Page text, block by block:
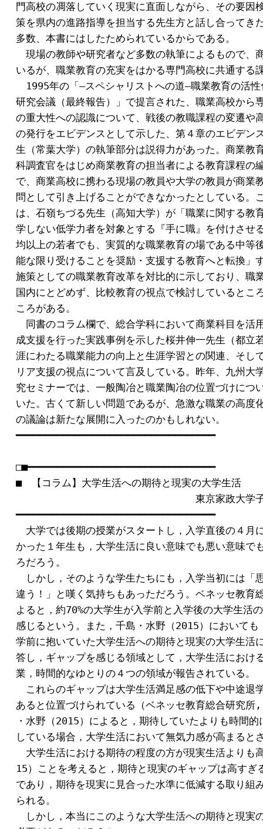
門高校の凋落していく現実に直面しながら、その要因
策を県内の進路指導を担当する先生方と話し合ってき
多数、本書にはしたためられているからである。
現場の教師や研究者など多数の執筆によるもので、
いるが、職業教育の充実をはかる専門高校に共通する
1995年の「―スペシャリストへの道―職業教育の活性
研究会議（最終報告）」で提言された、職業高校から
の重大性への認識について、戦後の教職課程の変遷や
の発行をエビデンスとして示した、第４章のエビデン
生（常葉大学）の執筆部分は説得力があった。商業教
科調査官をはじめ商業教育の担当者による教育課程の
で、商業高校に携わる現場の教員や大学の教員が商業
問として引き上げることができなかったとしている。
は、石嶺ちづる先生（高知大学）が「職業に関する教
学しない低学力者を対象とする『手に職』を付けさせ
均以上の若者でも、実質的な職業教育の場である中等
能な限り受けることを奨励・支援する教育へと転換」
施策としての職業教育改革を対比的に示しており、職
国内にとどめず、比較教育の視点で検討しているとこ
ころがある。
同書のコラム欄で、総合学科において商業科目を活
成支援を行った実践事例を示した桜井伸一先生（都立
涯にわたる職業能力の向上と生涯学習との関連、そし
リア支援の視点について言及している。昨年、九州大
究セミナーでは、一般陶冶と職業陶冶の位置づけにつ
いた。古くて新しい問題であるが、急激な職業の高度
の議論は新たな展開に入ったのかもしれない。
━━━━━━━━━━━━━━━━━━━━━━━━━━━━━━━━━━
□■━━━━━━━━━━━━━━━━━━━━━━━━━━━━━━━━
■　【コラム】大学生活への期待と現実の大学生活
東京家政大学子ども学部
━━━━━━━━━━━━━━━━━━━━━━━━━━━━━━━━━━
大学では後期の授業がスタートし，入学直後の４月
かった１年生も，大学生活に良い意味でも悪い意味で
ろだろう。
しかし，そのような学生たちにも，入学当初には「
違う！」と嘆く気持ちもあっただろう。ベネッセ教育
よると，約70%の大学生が入学前と入学後の大学生活
感じるという。また，千島・水野（2015）において
学前に抱いていた大学生活への期待と現実の大学生活
答し，ギャップを感じる領域として，大学生活におけ
業，時間的なゆとりの４つの領域が報告されている。
これらのギャップは大学生活満足感の低下や中途退
あると位置づけられている（ベネッセ教育総合研究
・水野（2015）によると，期待していたよりも時間
している場合，大学生活において無気力感が高まると
大学生活における期待の程度の方が現実生活より
15）ことを考えると，期待と現実のギャップは高すぎ
であり，期待を現実に見合った水準に低減する取り組
られる。
しかし，本当にこのような大学生活への期待と現実